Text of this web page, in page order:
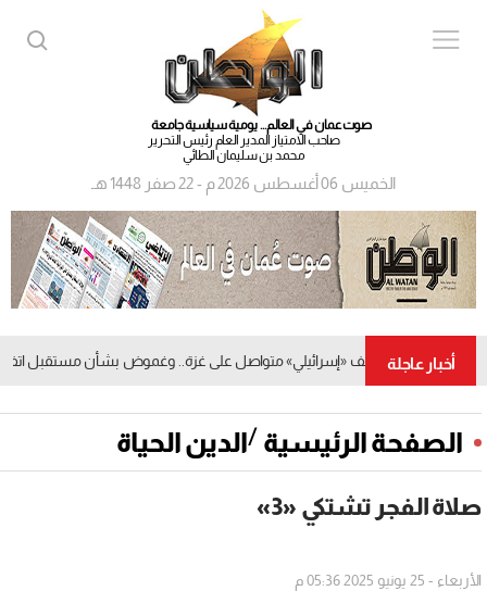
صوت عمان في العالم... يومية سياسية جامعة
صاحب الامتياز المدير العام رئيس التحرير
محمد بن سليمان الطائي
الخميس 06 أغسطس 2026 م - 22 صفر 1448 هـ
أخبار عاجلةقصف «إسرائيلي» متواصل على غزة.. وغموض بشأن مستقبل اتفاق
الصفحة الرئيسية /الدين الحياة
صلاة الفجر تشتكي «3»
الأربعاء - 25 يونيو 2025 05:36 م